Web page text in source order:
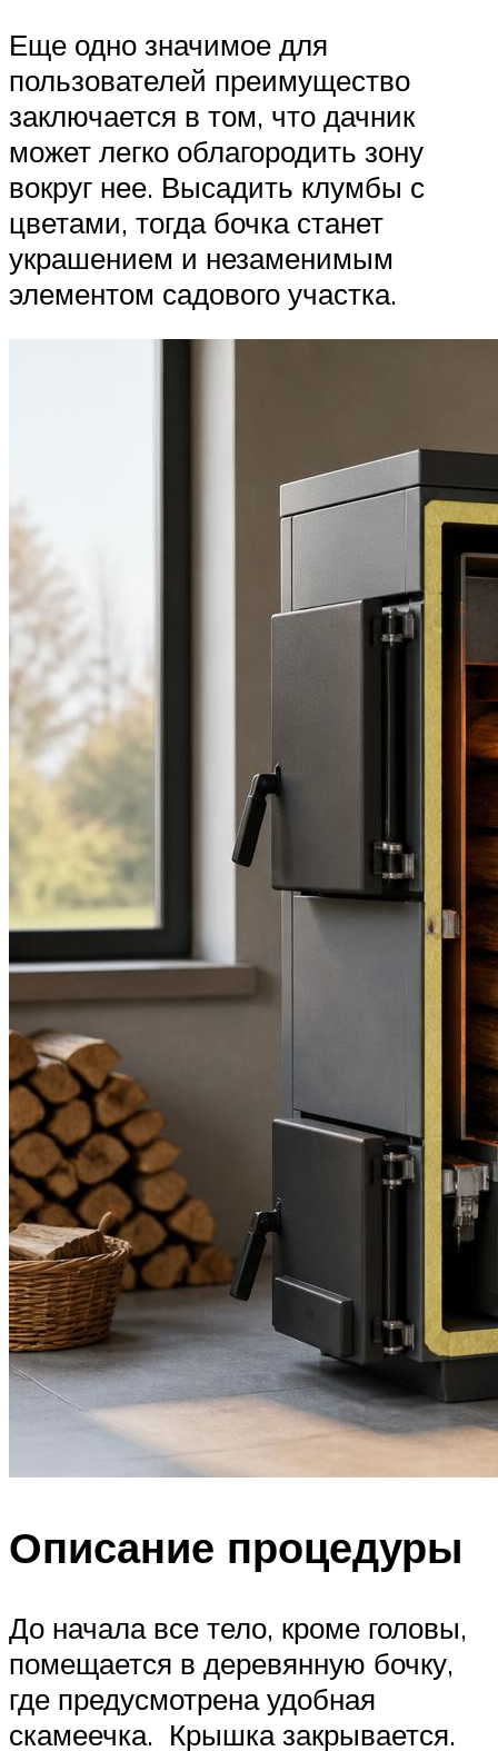
Еще одно значимое для
пользователей преимущество
заключается в том, что дачник
может легко облагородить зону
вокруг нее. Высадить клумбы с
цветами, тогда бочка станет
украшением и незаменимым
элементом садового участка.
Описание процедуры
До начала все тело, кроме головы,
помещается в деревянную бочку,
где предусмотрена удобная
скамеечка. Крышка закрывается.